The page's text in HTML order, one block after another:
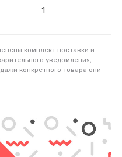
1
комплект поставки и
уведомления,
конкретного товара они